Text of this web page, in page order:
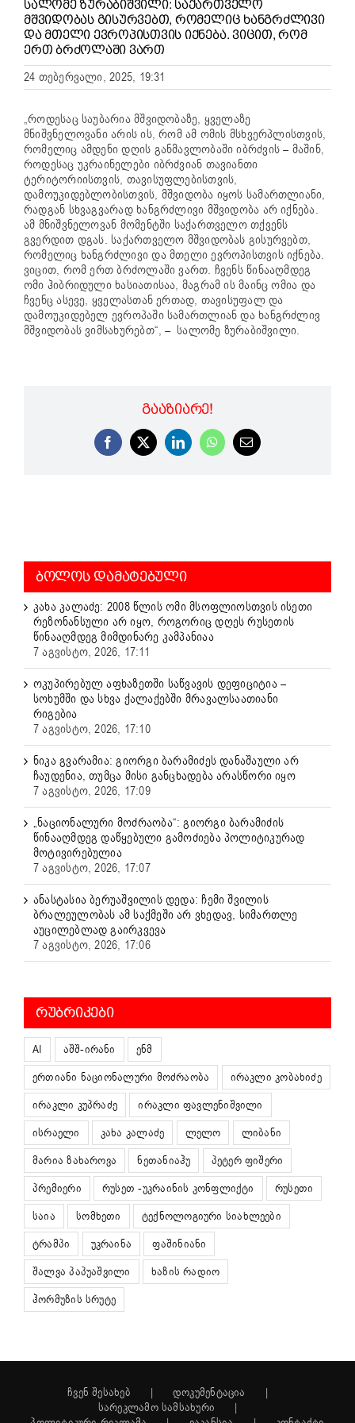
ᲡᲐᲚᲝᲛᲔ ᲖᲣᲠᲐᲑᲘᲨᲕᲘᲚᲘ: ᲡᲐᲥᲐᲠᲗᲕᲔᲚᲝ
ᲛᲨᲕᲘᲓᲝᲑᲐᲡ ᲒᲘᲡᲣᲠᲕᲔᲑᲗ, ᲠᲝᲛᲔᲚᲘᲪ ᲮᲐᲜᲒᲠᲫᲚᲘᲕᲘ
ᲓᲐ ᲛᲗᲔᲚᲘ ᲔᲕᲠᲝᲞᲘᲡᲗᲕᲘᲡ ᲘᲥᲜᲔᲑᲐ. ᲕᲘᲪᲘᲗ, ᲠᲝᲛ
ᲔᲠᲗ ᲑᲠᲫᲝᲚᲐᲨᲘ ᲕᲐᲠᲗ
24 თებერვალი, 2025, 19:31
„როდესაც საუბარია მშვიდობაზე, ყველაზე
მნიშვნელოვანი არის ის, რომ ამ ომის მსხვერპლისთვის,
რომელიც ამდენი დღის განმავლობაში იბრძვის – მაშინ,
როდესაც უკრაინელები იბრძვიან თავიანთი
ტერიტორიისთვის, თავისუფლებისთვის,
დამოუკიდებლობისთვის, მშვიდობა იყოს სამართლიანი,
რადგან სხვაგვარად ხანგრძლივი მშვიდობა არ იქნება.
ამ მნიშვნელოვან მომენტში საქართველო თქვენს
გვერდით დგას. საქართველო მშვიდობას გისურვებთ,
რომელიც ხანგრძლივი და მთელი ევროპისთვის იქნება.
ვიცით, რომ ერთ ბრძოლაში ვართ. ჩვენს წინააღმდეგ
ომი ჰიბრიდული ხასიათისაა, მაგრამ ის მაინც ომია და
ჩვენც ასევე, ყველასთან ერთად, თავისუფალ და
დამოუკიდებელ ევროპაში სამართლიან და ხანგრძლივ
მშვიდობას ვიმსახურებთ“, – სალომე ზურაბიშვილი.
ᲒᲐᲐᲖᲘᲐᲠᲔ!
Facebook
X LinkedInWhatsApp
Email
ᲑᲝᲚᲝᲡ ᲓᲐᲛᲐᲢᲔᲑᲣᲚᲘ
კახა კალაძე: 2008 წლის ომი მსოფლიოსთვის ისეთი
რეზონანსული არ იყო, როგორიც დღეს რუსეთის
წინააღმდეგ მიმდინარე კამპანიაა
7 აგვისტო, 2026, 17:11
ოკუპირებულ აფხაზეთში საწვავის დეფიციტია –
სოხუმში და სხვა ქალაქებში მრავალსაათიანი
რიგებია
7 აგვისტო, 2026, 17:10
ნიკა გვარამია: გიორგი ბარამიძეს დანაშაული არ
ჩაუდენია, თუმცა მისი განცხადება არასწორი იყო
7 აგვისტო, 2026, 17:09
„ნაციონალური მოძრაობა“: გიორგი ბარამიძის
წინააღმდეგ დაწყებული გამოძიება პოლიტიკურად
მოტივირებულია
7 აგვისტო, 2026, 17:07
ანასტასია ბერუაშვილის დედა: ჩემი შვილის
ბრალეულობას ამ საქმეში არ ვხედავ, სიმართლე
აუცილებლად გაირკვევა
7 აგვისტო, 2026, 17:06
ᲠᲣᲑᲠᲘᲙᲔᲑᲘ
AI აშშ-ირანი
ენმ
ერთიანი ნაციონალური მოძრაობა
ირაკლი კობახიძე
ირაკლი კუპრაძე
ირაკლი ფავლენიშვილი
ისრაელი
კახა კალაძე ლელო
ლიბანი
მარია ზახაროვა
ნეთანიაჰუ
პეტერ ფიშერი
პრემიერი
რუსეთ -უკრაინის კონფლიქტი
რუსეთი
საია
სომხეთი
ტექნოლოგიური სიახლეები
ტრამპი
უკრაინა
ფაშინიანი
შალვა პაპუაშვილი
ხაზის რადიო
ჰორმუზის სრუტე
ჩვენ შესახებ
დოკუმენტაცია
სარეკლამო სამსახური